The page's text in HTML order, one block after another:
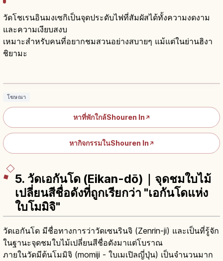
วัดโชเรนอินมงเซกิเป็นจุดประดับไฟที่สัมผัสได้ทั้งความงดงาม
และความเงียบสงบ
เหมาะสำหรับคนที่อยากชมสวนอย่างสบายๆ แม้แต่ในย่านฮิงา
ชิยามะ
โฆษณา
หาที่พักใกล้Shouren In ↗
หากิจกรรมในShouren In ↗
5. วัดเอกันโด (Eikan-dō)｜จุดชมใบไม้
เปลี่ยนสีชื่อดังที่ถูกเรียกว่า "เอกันโดแห่ง
ใบโมมิจิ"
วัดเอกันโด มีชื่อทางการว่าวัดเซนรินจิ (Zenrin-ji) และเป็นที่รู้จัก
ในฐานะจุดชมใบไม้เปลี่ยนสีชื่อดังมาแต่โบราณ
ภายในวัดมีต้นโมมิจิ (momiji - ใบเมเปิลญี่ปุ่น) เป็นจำนวนมาก